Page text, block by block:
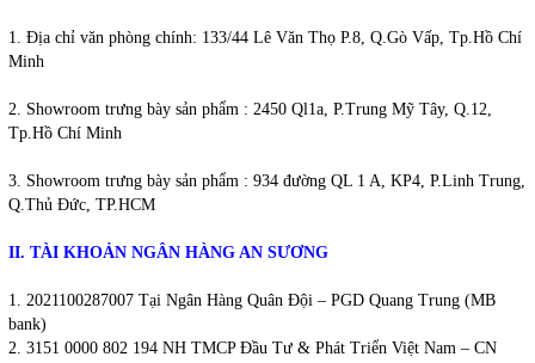
1. Địa chỉ văn phòng chính: 133/44 Lê Văn Thọ P.8, Q.Gò Vấp, Tp.Hồ Chí
Minh
2. Showroom trưng bày sản phẩm : 2450 Ql1a, P.Trung Mỹ Tây, Q.12,
Tp.Hồ Chí Minh
3. Showroom trưng bày sản phẩm : 934 đường QL 1 A, KP4, P.Linh Trung,
Q.Thủ Đức, TP.HCM
II. TÀI KHOẢN NGÂN HÀNG AN SƯƠNG
2021100287007 Tại Ngân Hàng Quân Đội – PGD Quang Trung (MB
bank)
3151 0000 802 194 NH TMCP Đầu Tư & Phát Triển Việt Nam – CN